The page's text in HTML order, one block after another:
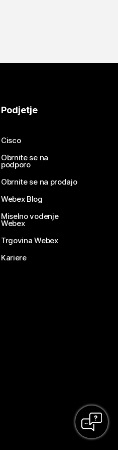
Podjetje
Cisco
Obrnite se na
podporo
Obrnite se na prodajo
Webex Blog
Miselno vodenje
Webex
Trgovina Webex
Kariere